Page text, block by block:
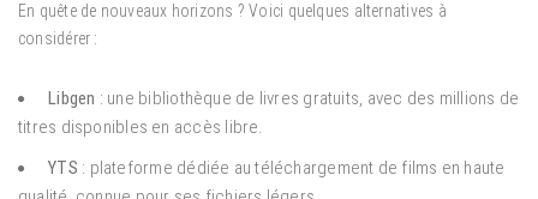
En quête de nouveaux horizons ? Voici quelques alternatives à
considérer :
Libgen : une bibliothèque de livres gratuits, avec des millions de
titres disponibles en accès libre.
YTS : plateforme dédiée au téléchargement de films en haute